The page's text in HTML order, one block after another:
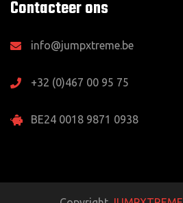
Contacteer ons
info@jumpxtreme.be
+32 (0)467 00 95 75
BE24 0018 9871 0938